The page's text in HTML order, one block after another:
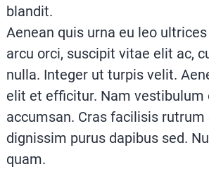
blandit.
Aenean quis urna eu leo
arcu orci, suscipit vitae elit ac,
nulla. Integer ut turpis velit.
elit et efficitur. Nam vestibulum
accumsan. Cras facilisis rutrum
dignissim purus dapibus sed.
quam.